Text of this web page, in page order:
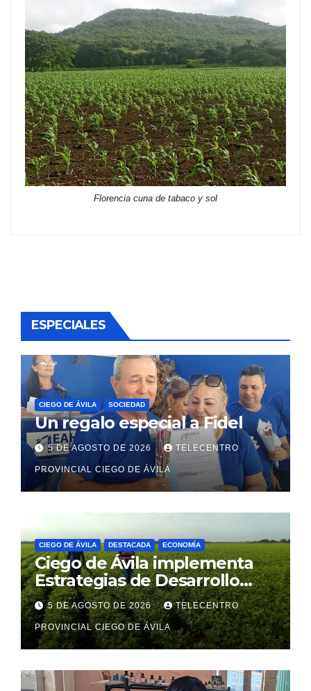
Florencia cuna de tabaco y sol
ESPECIALES
CIEGO DE ÁVILA SOCIEDAD
Un regalo especial a Fidel
5 DE AGOSTO DE 2026 TELECENTRO
PROVINCIAL CIEGO DE ÁVILA
CIEGO DE ÁVILA DESTACADA ECONOMÍA
Ciego de Ávila implementa
Estrategias de Desarrollo
Municipal en sus diez
territorios
5 DE AGOSTO DE 2026 TELECENTRO
PROVINCIAL CIEGO DE ÁVILA